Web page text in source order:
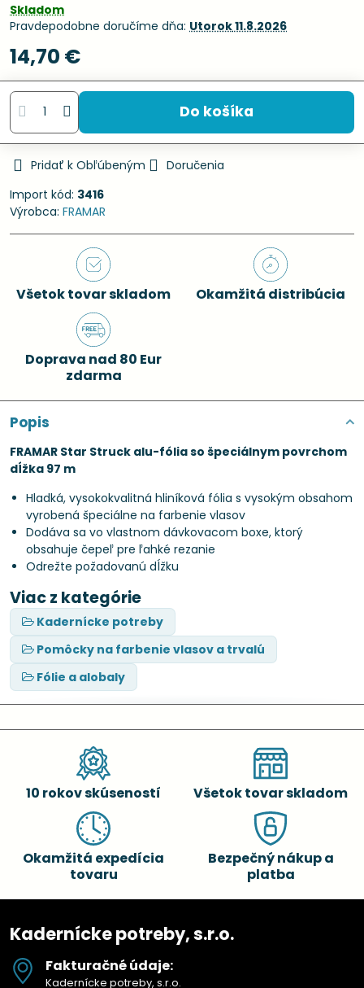
Skladom
Pravdepodobne doručíme dňa: Utorok11.8.2026
14,70 €
Do košíka
Pridať k Obľúbeným
Doručenia
Import kód: 3416
Výrobca: FRAMAR
Všetok tovar skladom Okamžitá distribúcia
Doprava nad 80 Eur
zdarma
Popis
FRAMAR Star Struck alu-fólia so špeciálnym povrchom
dĺžka 97 m
Hladká, vysokokvalitná hliníková fólia s vysokým obsahom
vyrobená špeciálne na farbenie vlasov
Dodáva sa vo vlastnom dávkovacom boxe, ktorý
obsahuje čepeľ pre ľahké rezanie
Odrežte požadovanú dĺžku
Viac z kategórie
Kadernícke potreby
Pomôcky na farbenie vlasov a trvalú
Fólie a alobaly
10 rokov skúseností Všetok tovar skladom
Okamžitá expedícia
tovaru
Bezpečný nákup a
platba
Kadernícke potreby, s.r.o.
Fakturačné údaje:
Kadernícke potreby, s.r.o.